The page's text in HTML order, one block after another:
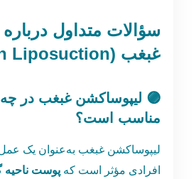
سؤالات متداول
غبغب (Chin Liposuction)
🟣 لیپوساکشن غبغب در چه
مناسب است؟
لیپوساکشن غبغب به‌عنوان یک
افرادی مؤثر است کهپوست ناحیه